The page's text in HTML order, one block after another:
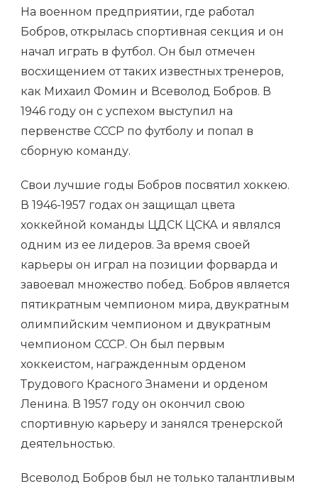
На военном предприятии, где работал
Бобров, открылась спортивная секция и он
начал играть в футбол. Он был отмечен
восхищением от таких известных тренеров,
как Михаил Фомин и Всеволод Бобров. В
1946 году он с успехом выступил на
первенстве СССР по футболу и попал в
сборную команду.
Свои лучшие годы Бобров посвятил хоккею.
В 1946-1957 годах он защищал цвета
хоккейной команды ЦДСК ЦСКА и являлся
одним из ее лидеров. За время своей
карьеры он играл на позиции форварда и
завоевал множество побед. Бобров является
пятикратным чемпионом мира, двукратным
олимпийским чемпионом и двукратным
чемпионом СССР. Он был первым
хоккеистом, награжденным орденом
Трудового Красного Знамени и орденом
Ленина. В 1957 году он окончил свою
спортивную карьеру и занялся тренерской
деятельностью.
Всеволод Бобров был не только талантливым